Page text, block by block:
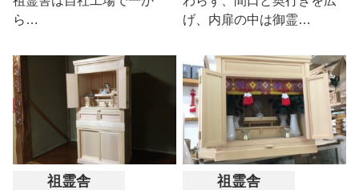
ら…
げ、内扉の中は御霊…
祖霊舎 祖霊舎